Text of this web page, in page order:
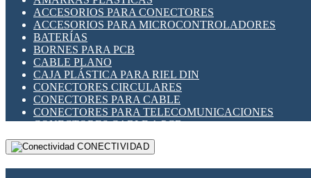
INDICADORES PARA PANEL
INTERFACES DE RELÉ
INTERRUPTORES FIN DE CARRERA
LLAVES CONMUTADORAS
MEDIDORES DE ENERGÍA Y TC'S DE CORRIENTE
MOTORES PASO A PASO
PANTALLAS HMI
PLC -CONTROLADORES LÓGICO PROGRAMABLES
PROGRAMADORES DE HORARIO
RELÉS DE PROTECCIÓN
SENSORES CAPACITIVOS
ACCESORIOS PARA CONECTORES
ACCESORIOS PARA MICROCONTROLADORES
BATERÍAS
BORNES PARA PCB
CABLE PLANO
CAJA PLÁSTICA PARA RIEL DIN
CONECTORES CIRCULARES
CONECTORES PARA CABLE
CONECTORES PARA TELECOMUNICACIONES
CONECTORES CABLE A PCB
CONECTORES PCB A CABLE
DIP SWITCHESCONECTIVIDAD